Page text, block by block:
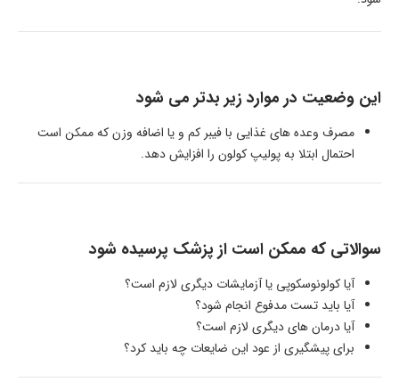
این وضعیت در موارد زیر بدتر می شود
مصرف وعده های غذایی با فیبر کم و یا اضافه وزن که ممکن است
احتمال ابتلا به پولیپ کولون را افزایش دهد.
سوالاتی که ممکن است از پزشک پرسیده شود
آیا کولونوسکوپی یا آزمایشات دیگری لازم است؟
آیا باید تست مدفوع انجام شود؟
آیا درمان های دیگری لازم است؟
برای پیشگیری از عود این ضایعات چه باید کرد؟